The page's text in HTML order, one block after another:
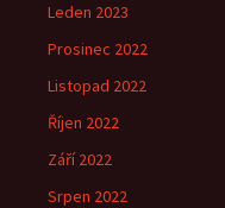
Leden 2023
Prosinec 2022
Listopad 2022
Říjen 2022
Září 2022
Srpen 2022